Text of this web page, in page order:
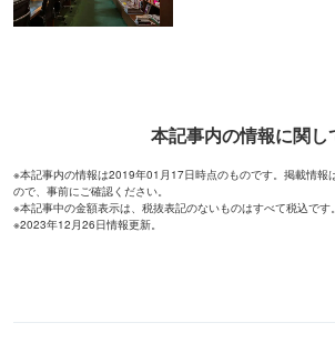
本記事内の情報に関し
※本記事内の情報は2019年01月17日時点のものです。掲載情報
ので、事前にご確認ください。
※本記事中の金額表示は、税抜表記のないものはすべて税込です。
※2023年12月26日情報更新。